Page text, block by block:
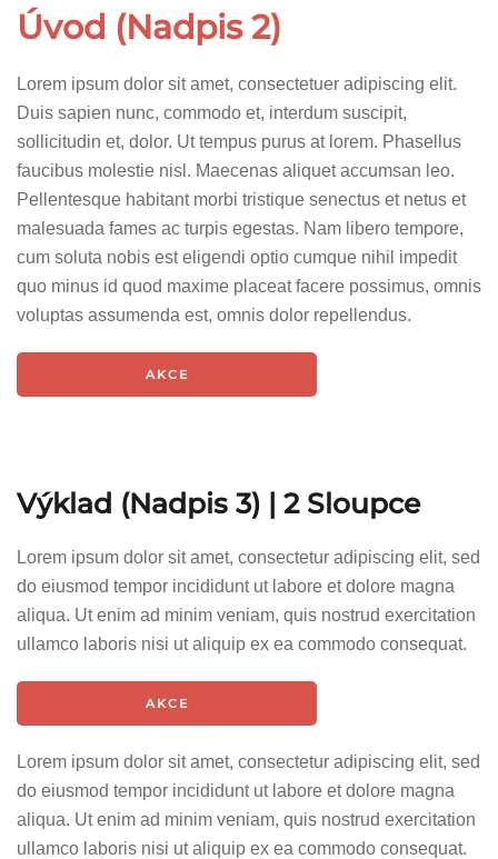
Úvod (Nadpis 2)
Lorem ipsum dolor sit amet, consectetuer adipiscing elit.
Duis sapien nunc, commodo et, interdum suscipit,
sollicitudin et, dolor. Ut tempus purus at lorem. Phasellus
faucibus molestie nisl. Maecenas aliquet accumsan leo.
Pellentesque habitant morbi tristique senectus et netus et
malesuada fames ac turpis egestas. Nam libero tempore,
cum soluta nobis est eligendi optio cumque nihil impedit
quo minus id quod maxime placeat facere possimus, omnis
voluptas assumenda est, omnis dolor repellendus.
AKCE
Výklad (Nadpis 3) | 2Sloupce
Lorem ipsum dolor sit amet, consectetur adipiscing elit, sed
do eiusmod tempor incididunt ut labore et dolore magna
aliqua. Ut enim ad minim veniam, quis nostrud exercitation
ullamco laboris nisi ut aliquip ex ea commodo consequat.
AKCE
Lorem ipsum dolor sit amet, consectetur adipiscing elit, sed
do eiusmod tempor incididunt ut labore et dolore magna
aliqua. Ut enim ad minim veniam, quis nostrud exercitation
ullamco laboris nisi ut aliquip ex ea commodo consequat.